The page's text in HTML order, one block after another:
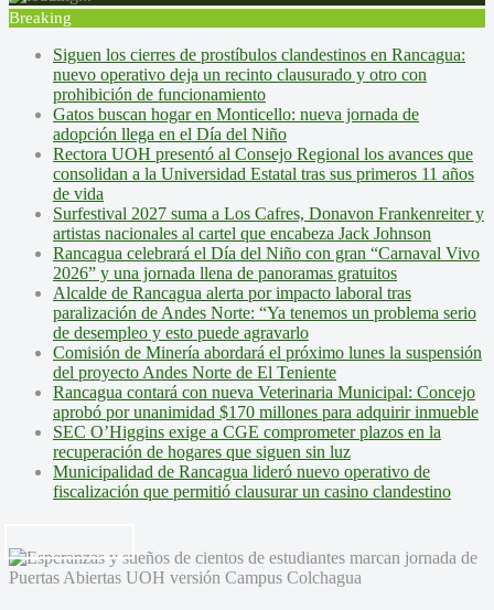
Breaking
Siguen los cierres de prostíbulos clandestinos en Rancagua:
nuevo operativo deja un recinto clausurado y otro con
prohibición de funcionamiento
Gatos buscan hogar en Monticello: nueva jornada de
adopción llega en el Día del Niño
Rectora UOH presentó al Consejo Regional los avances que
consolidan a la Universidad Estatal tras sus primeros 11 años
de vida
Surfestival 2027 suma a Los Cafres, Donavon Frankenreiter y
artistas nacionales al cartel que encabeza Jack Johnson
Rancagua celebrará el Día del Niño con gran “Carnaval Vivo
2026” y una jornada llena de panoramas gratuitos
Alcalde de Rancagua alerta por impacto laboral tras
paralización de Andes Norte: “Ya tenemos un problema serio
de desempleo y esto puede agravarlo
Comisión de Minería abordará el próximo lunes la suspensión
del proyecto Andes Norte de El Teniente
Rancagua contará con nueva Veterinaria Municipal: Concejo
aprobó por unanimidad $170 millones para adquirir inmueble
SEC O’Higgins exige a CGE comprometer plazos en la
recuperación de hogares que siguen sin luz
Municipalidad de Rancagua lideró nuevo operativo de
fiscalización que permitió clausurar un casino clandestino